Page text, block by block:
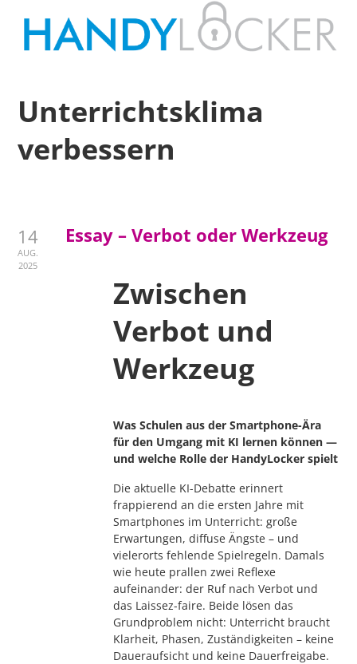
Unterrichtsklima
verbessern
14
AUG.
2025
Essay – Verbot oder Werkzeug
Zwischen
Verbot und
Werkzeug
Was Schulen aus der Smartphone-Ära
für den Umgang mit KI lernen können —
und welche Rolle der HandyLocker spielt
Die aktuelle KI-Debatte erinnert
frappierend an die ersten Jahre mit
Smartphones im Unterricht: große
Erwartungen, diffuse Ängste – und
vielerorts fehlende Spielregeln. Damals
wie heute prallen zwei Reflexe
aufeinander: der Ruf nach Verbot und
das Laissez-faire. Beide lösen das
Grundproblem nicht: Unterricht braucht
Klarheit, Phasen, Zuständigkeiten – keine
Daueraufsicht und keine Dauerfreigabe.